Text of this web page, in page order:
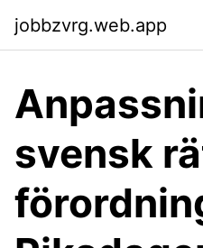
jobbzvrg.web.app
svensk